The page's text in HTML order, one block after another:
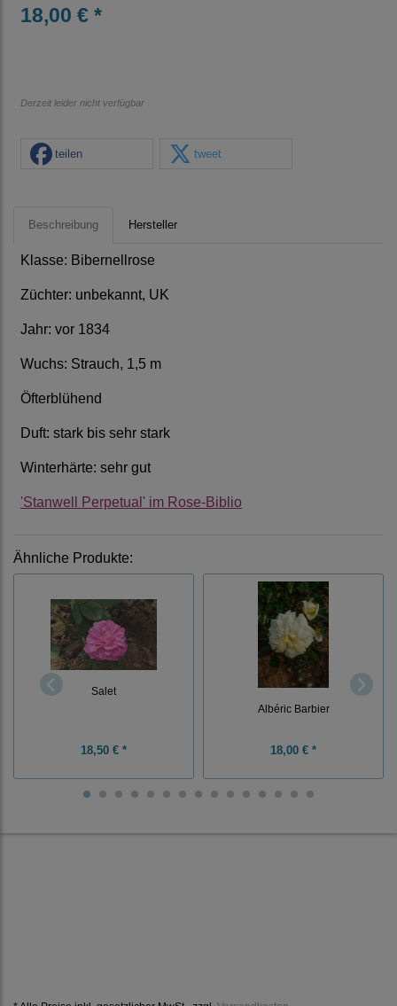
18,00 € *
Derzeit leider nicht verfügbar
teilen tweet
Beschreibung Hersteller
Klasse: Bibernellrose
Züchter: unbekannt, UK
Jahr: vor 1834
Wuchs: Strauch, 1,5 m
Öfterblühend
Duft: stark bis sehr stark
Winterhärte: sehr gut
'Stanwell Perpetual' im Rose-Biblio
Ähnliche Produkte:
Salet
18,50 € *
Albéric Barbier
18,00 € *